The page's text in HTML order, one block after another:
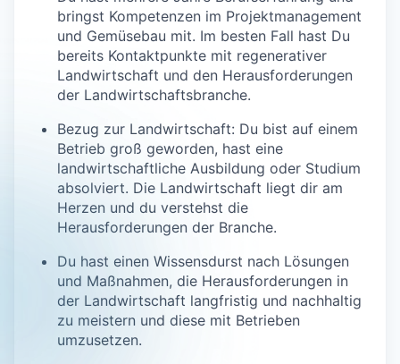
bringst Kompetenzen im Projektmanagement
und Gemüsebau mit. Im besten Fall hast Du
bereits Kontaktpunkte mit regenerativer
Landwirtschaft und den Herausforderungen
der Landwirtschaftsbranche.
Bezug zur Landwirtschaft: Du bist auf einem
Betrieb groß geworden, hast eine
landwirtschaftliche Ausbildung oder Studium
absolviert. Die Landwirtschaft liegt dir am
Herzen und du verstehst die
Herausforderungen der Branche.
Du hast einen Wissensdurst nach Lösungen
und Maßnahmen, die Herausforderungen in
der Landwirtschaft langfristig und nachhaltig
zu meistern und diese mit Betrieben
umzusetzen.